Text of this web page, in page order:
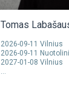
Tomas
2026-09-11 Vilnius
2026-09-11
2027-01-08 Vilnius
...